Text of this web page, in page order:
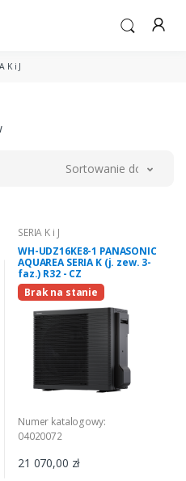
K i J
Sortowanie domyślne
SERIA K i J
WH-UDZ16KE8-1 PANASONIC
AQUAREA SERIA K (j. zew. 3-
faz.) R32 - CZ
Brak na stanie
Numer katalogowy:
04020072
21 070,00 zł